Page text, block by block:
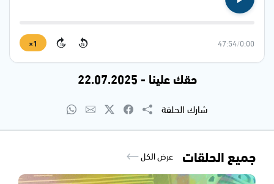
0:00
/
47:54
15
15
1×
حقك علينا - 22.07.2025
شارك الحلقة
جميع الحلقات عرض الكل